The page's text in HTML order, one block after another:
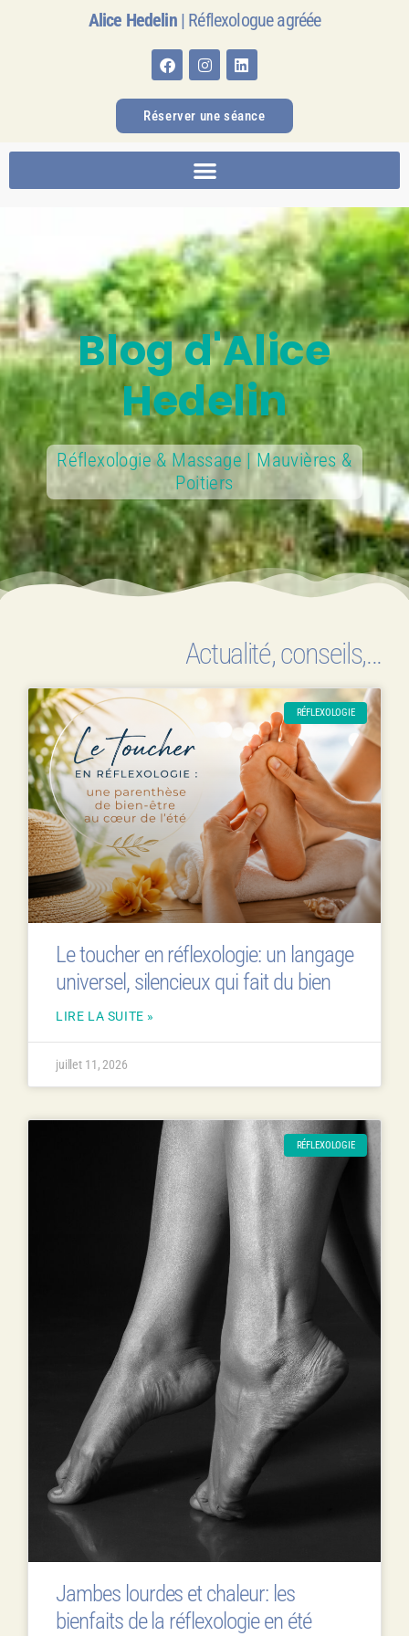
Alice Hedelin| Réflexologue agréée
Réserver une séance
Blog d'Alice
Hedelin
Réflexologie & Massage | Mauvières &
Poitiers
Actualité, conseils,...
RÉFLEXOLOGIE
Le toucher en réflexologie: un langage
universel, silencieux qui fait du bien
LIRE LA SUITE »
juillet 11, 2026
RÉFLEXOLOGIE
Jambes lourdes et chaleur: les
bienfaits de la réflexologie en été